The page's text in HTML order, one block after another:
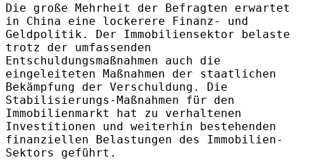
Die große Mehrheit der Befragten erwartet
in China eine lockerere Finanz- und
Geldpolitik. Der Immobiliensektor belaste
trotz der umfassenden
Entschuldungsmaßnahmen auch die
eingeleiteten Maßnahmen der staatlichen
Bekämpfung der Verschuldung. Die
Stabilisierungs-Maßnahmen für den
Immobilienmarkt hat zu verhaltenen
Investitionen und weiterhin bestehenden
finanziellen Belastungen des Immobilien-
Sektors geführt.